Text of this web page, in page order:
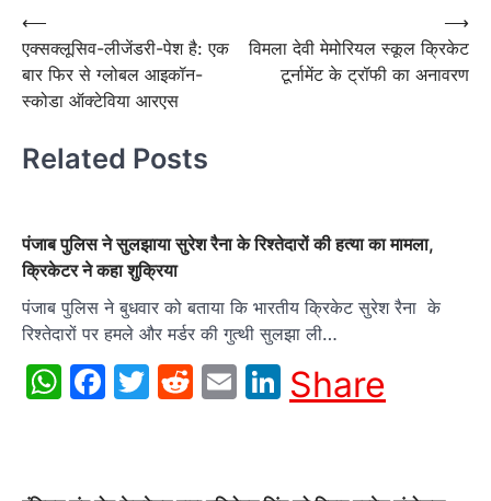
Post
navigation
⟵
एक्सक्लूसिव-लीजेंडरी-पेश है: एक
बार फिर से ग्लोबल आइकॉन-
स्कोडा ऑक्टेविया आरएस
विमला देवी मेमोरियल स्कूल क्रिकेट
टूर्नामेंट के ट्रॉफी का अनावरण
⟶
Related Posts
पंजाब पुलिस ने सुलझाया सुरेश रैना के रिश्तेदारों की हत्या का मामला,
क्रिकेटर ने कहा शुक्रिया
पंजाब पुलिस ने बुधवार को बताया कि भारतीय क्रिकेट सुरेश रैना के
रिश्तेदारों पर हमले और मर्डर की गुत्थी सुलझा ली…
WhatsApp
Facebook
Twitter
Reddit
EmailLinkedIn
Share